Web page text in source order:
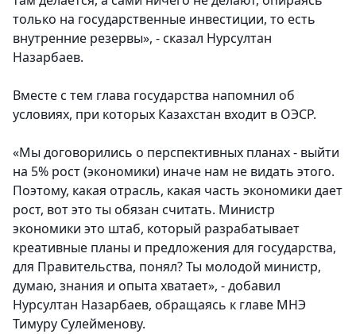
только на государственные инвестиции, то есть
внутренние резервы», - сказал Нурсултан
Назарбаев.
Вместе с тем глава государства напомнил об
условиях, при которых Казахстан входит в ОЭСР.
«Мы договорились о перспективных планах - выйти
на 5% рост (экономики) иначе нам не видать этого.
Поэтому, какая отрасль, какая часть экономики дает
рост, вот это ты обязан считать. Министр
экономики это штаб, который разрабатывает
креативные планы и предложения для государства,
для Правительства, понял? Ты молодой министр,
думаю, знания и опыта хватает», - добавил
Нурсултан Назарбаев, обращаясь к главе МНЭ
Тимуру Сулейменову.